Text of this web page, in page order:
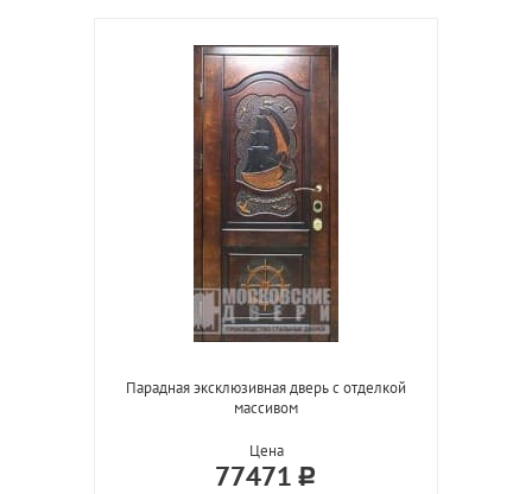
Парадная эксклюзивная дверь с отделкой
массивом
Цена
77471